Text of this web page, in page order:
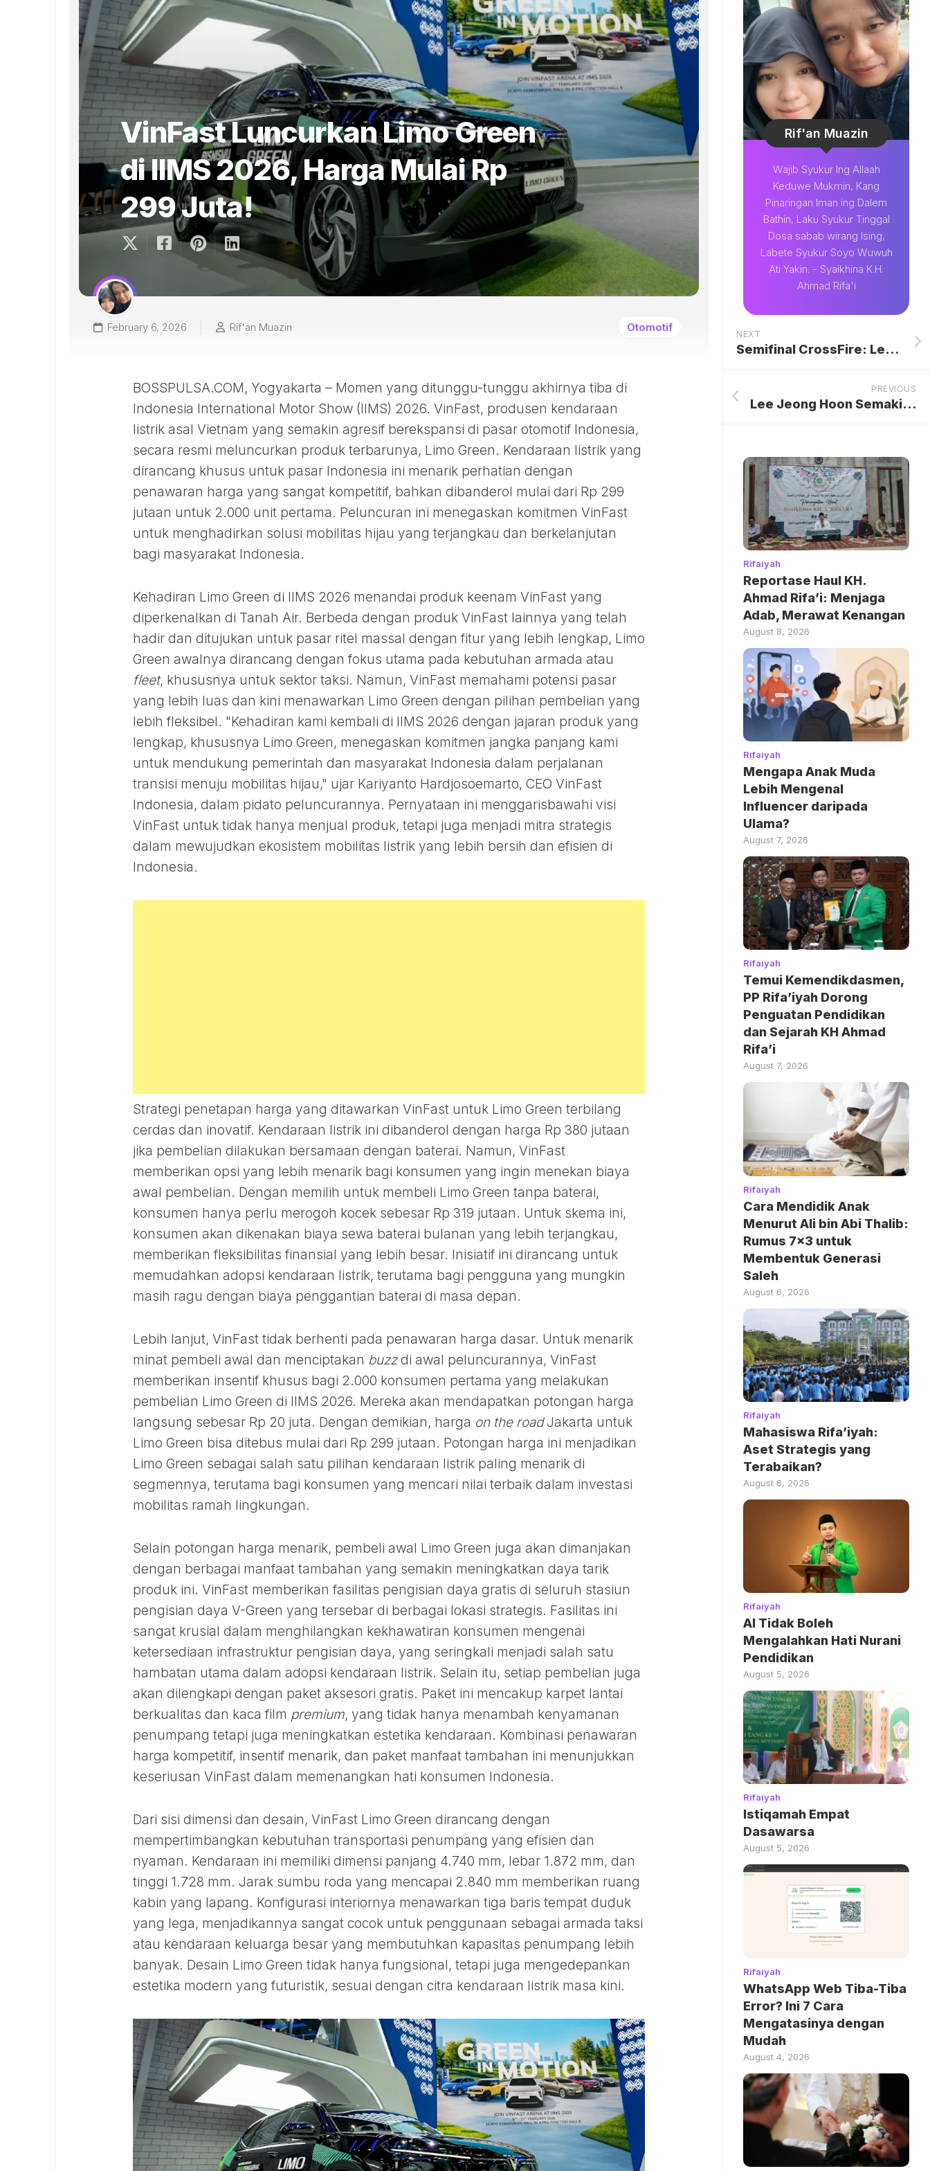
VinFast Luncurkan Limo Green
di IIMS 2026, Harga Mulai Rp
299 Juta!
February 6, 2026 Rif'an Muazin Otomotif
BOSSPULSA.COM, Yogyakarta – Momen yang ditunggu-tunggu akhirnya tiba di
Indonesia International Motor Show (IIMS) 2026. VinFast, produsen kendaraan
listrik asal Vietnam yang semakin agresif berekspansi di pasar otomotif Indonesia,
secara resmi meluncurkan produk terbarunya, Limo Green. Kendaraan listrik yang
dirancang khusus untuk pasar Indonesia ini menarik perhatian dengan
penawaran harga yang sangat kompetitif, bahkan dibanderol mulai dari Rp 299
jutaan untuk 2.000 unit pertama. Peluncuran ini menegaskan komitmen VinFast
untuk menghadirkan solusi mobilitas hijau yang terjangkau dan berkelanjutan
bagi masyarakat Indonesia.
Kehadiran Limo Green di IIMS 2026 menandai produk keenam VinFast yang
diperkenalkan di Tanah Air. Berbeda dengan produk VinFast lainnya yang telah
hadir dan ditujukan untuk pasar ritel massal dengan fitur yang lebih lengkap, Limo
Green awalnya dirancang dengan fokus utama pada kebutuhan armada atau
fleet, khususnya untuk sektor taksi. Namun, VinFast memahami potensi pasar
yang lebih luas dan kini menawarkan Limo Green dengan pilihan pembelian yang
lebih fleksibel. "Kehadiran kami kembali di IIMS 2026 dengan jajaran produk yang
lengkap, khususnya Limo Green, menegaskan komitmen jangka panjang kami
untuk mendukung pemerintah dan masyarakat Indonesia dalam perjalanan
transisi menuju mobilitas hijau," ujar Kariyanto Hardjosoemarto, CEO VinFast
Indonesia, dalam pidato peluncurannya. Pernyataan ini menggarisbawahi visi
VinFast untuk tidak hanya menjual produk, tetapi juga menjadi mitra strategis
dalam mewujudkan ekosistem mobilitas listrik yang lebih bersih dan efisien di
Indonesia.
Strategi penetapan harga yang ditawarkan VinFast untuk Limo Green terbilang
cerdas dan inovatif. Kendaraan listrik ini dibanderol dengan harga Rp 380 jutaan
jika pembelian dilakukan bersamaan dengan baterai. Namun, VinFast
memberikan opsi yang lebih menarik bagi konsumen yang ingin menekan biaya
awal pembelian. Dengan memilih untuk membeli Limo Green tanpa baterai,
konsumen hanya perlu merogoh kocek sebesar Rp 319 jutaan. Untuk skema ini,
konsumen akan dikenakan biaya sewa baterai bulanan yang lebih terjangkau,
memberikan fleksibilitas finansial yang lebih besar. Inisiatif ini dirancang untuk
memudahkan adopsi kendaraan listrik, terutama bagi pengguna yang mungkin
masih ragu dengan biaya penggantian baterai di masa depan.
Lebih lanjut, VinFast tidak berhenti pada penawaran harga dasar. Untuk menarik
minat pembeli awal dan menciptakan buzzdi awal peluncurannya, VinFast
memberikan insentif khusus bagi 2.000 konsumen pertama yang melakukan
pembelian Limo Green di IIMS 2026. Mereka akan mendapatkan potongan harga
langsung sebesar Rp 20 juta. Dengan demikian, harga on the roadJakarta untuk
Limo Green bisa ditebus mulai dari Rp 299 jutaan. Potongan harga ini menjadikan
Limo Green sebagai salah satu pilihan kendaraan listrik paling menarik di
segmennya, terutama bagi konsumen yang mencari nilai terbaik dalam investasi
mobilitas ramah lingkungan.
Selain potongan harga menarik, pembeli awal Limo Green juga akan dimanjakan
dengan berbagai manfaat tambahan yang semakin meningkatkan daya tarik
produk ini. VinFast memberikan fasilitas pengisian daya gratis di seluruh stasiun
pengisian daya V-Green yang tersebar di berbagai lokasi strategis. Fasilitas ini
sangat krusial dalam menghilangkan kekhawatiran konsumen mengenai
ketersediaan infrastruktur pengisian daya, yang seringkali menjadi salah satu
hambatan utama dalam adopsi kendaraan listrik. Selain itu, setiap pembelian juga
akan dilengkapi dengan paket aksesori gratis. Paket ini mencakup karpet lantai
berkualitas dan kaca film premium, yang tidak hanya menambah kenyamanan
penumpang tetapi juga meningkatkan estetika kendaraan. Kombinasi penawaran
harga kompetitif, insentif menarik, dan paket manfaat tambahan ini menunjukkan
keseriusan VinFast dalam memenangkan hati konsumen Indonesia.
Dari sisi dimensi dan desain, VinFast Limo Green dirancang dengan
mempertimbangkan kebutuhan transportasi penumpang yang efisien dan
nyaman. Kendaraan ini memiliki dimensi panjang 4.740 mm, lebar 1.872 mm, dan
tinggi 1.728 mm. Jarak sumbu roda yang mencapai 2.840 mm memberikan ruang
kabin yang lapang. Konfigurasi interiornya menawarkan tiga baris tempat duduk
yang lega, menjadikannya sangat cocok untuk penggunaan sebagai armada taksi
atau kendaraan keluarga besar yang membutuhkan kapasitas penumpang lebih
banyak. Desain Limo Green tidak hanya fungsional, tetapi juga mengedepankan
estetika modern yang futuristik, sesuai dengan citra kendaraan listrik masa kini.
Rif'an Muazin
Wajib Syukur Ing Allaah
Keduwe Mukmin, Kang
Pinaringan Iman ing Dalem
Bathin, Laku Syukur Tinggal
Dosa sabab wirang Ising,
Labete Syukur Soyo Wuwuh
Ati Yakin. - Syaikhina K.H.
Ahmad Rifa'i
NEXT
Semifinal CrossFire: Legends Championship Didominasi Filipina dan Vietnam
PREVIOUS
Lee Jeong Hoon Semakin Dekat dengan Putri Tercinta, Zoe, Usai Menemani Kuliah di Amerika Serikat dan Menyaksikan Transformasi Diri yang Mengagumkan
Rifaiyah
Reportase Haul KH.
Ahmad Rifa’i: Menjaga
Adab, Merawat Kenangan
August 8, 2026
Rifaiyah
Mengapa Anak Muda
Lebih Mengenal
Influencer daripada
Ulama?
August 7, 2026
Rifaiyah
Temui Kemendikdasmen,
PP Rifa’iyah Dorong
Penguatan Pendidikan
dan Sejarah KH Ahmad
Rifa’i
August 7, 2026
Rifaiyah
Cara Mendidik Anak
Menurut Ali bin Abi Thalib:
Rumus 7×3 untuk
Membentuk Generasi
Saleh
August 6, 2026
Rifaiyah
Mahasiswa Rifa’iyah:
Aset Strategis yang
Terabaikan?
August 6, 2026
Rifaiyah
AI Tidak Boleh
Mengalahkan Hati Nurani
Pendidikan
August 5, 2026
Rifaiyah
Istiqamah Empat
Dasawarsa
August 5, 2026
Rifaiyah
WhatsApp Web Tiba-Tiba
Error? Ini 7 Cara
Mengatasinya dengan
Mudah
August 4, 2026